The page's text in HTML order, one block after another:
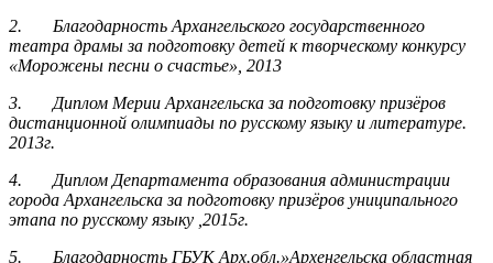
2. Благодарность Архангельского государственного
театра драмы за подготовку детей к творческому конкурсу
«Морожены песни о счастье», 2013
3. Диплом Мерии Архангельска за подготовку призёров
дистанционной олимпиады по русскому языку и литературе.
2013г.
4. Диплом Департамента образования администрации
города Архангельска за подготовку призёров униципального
этапа по русскому языку ,2015г.
5. Благодарность ГБУК Арх.обл.»Архенгельска областная